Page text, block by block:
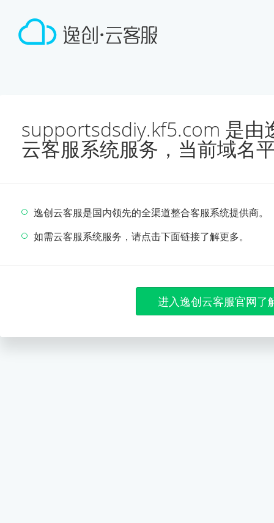
supportsdsdiy.kf5.com 是由
云客服系统服务，当前域名
逸创云客服是国内领先的全渠道整合客服系统提供商。
如需云客服系统服务，请点击下面链接了解更多。
进入逸创云客服官网了